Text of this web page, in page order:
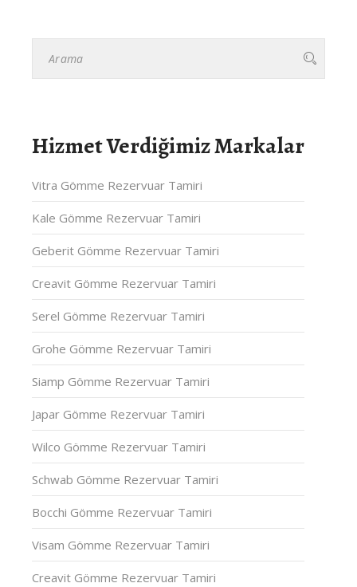
Hizmet Verdiğimiz Markalar
Vitra Gömme Rezervuar Tamiri
Kale Gömme Rezervuar Tamiri
Geberit Gömme Rezervuar Tamiri
Creavit Gömme Rezervuar Tamiri
Serel Gömme Rezervuar Tamiri
Grohe Gömme Rezervuar Tamiri
Siamp Gömme Rezervuar Tamiri
Japar Gömme Rezervuar Tamiri
Wilco Gömme Rezervuar Tamiri
Schwab Gömme Rezervuar Tamiri
Bocchi Gömme Rezervuar Tamiri
Visam Gömme Rezervuar Tamiri
Creavit Gömme Rezervuar Tamiri